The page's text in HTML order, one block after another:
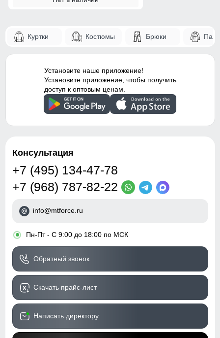
Куртки Костюмы Брюки
Установите наше приложение!
Установите приложение, чтобы получить
доступ к оптовым ценам.
Консультация
+7 (495) 134-47-78
+7 (968) 787-82-22
info@mtforce.ru
• Пн-Пт - С 9:00 до 18:00 по МСК
Обратный звонок
Скачать прайс-лист
Написать директору